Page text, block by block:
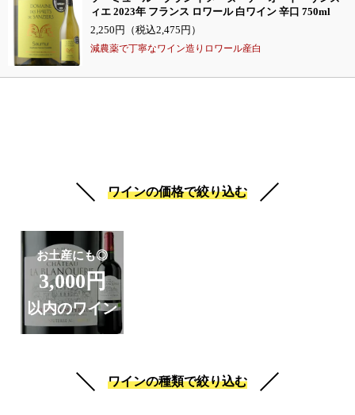
ィエ 2023年 フランス ロワール 白ワイン 辛口 750ml
2,250円（税込2,475円）
減農薬で丁寧なワイン造りロワール産白
ワインの価格で絞り込む
お土産にも◎
3,000円
以内のワイン
ワインの種類で絞り込む